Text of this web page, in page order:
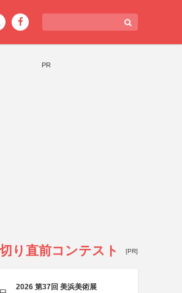
PR
り直前コンテスト [PR]
2026 第37回 美浜美術展